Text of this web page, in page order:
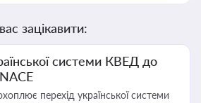
зацікавити:
системи КВЕД до
перехід української системи